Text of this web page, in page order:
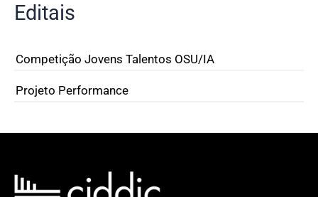
Editais
Competição Jovens Talentos OSU/IA
Projeto Performance